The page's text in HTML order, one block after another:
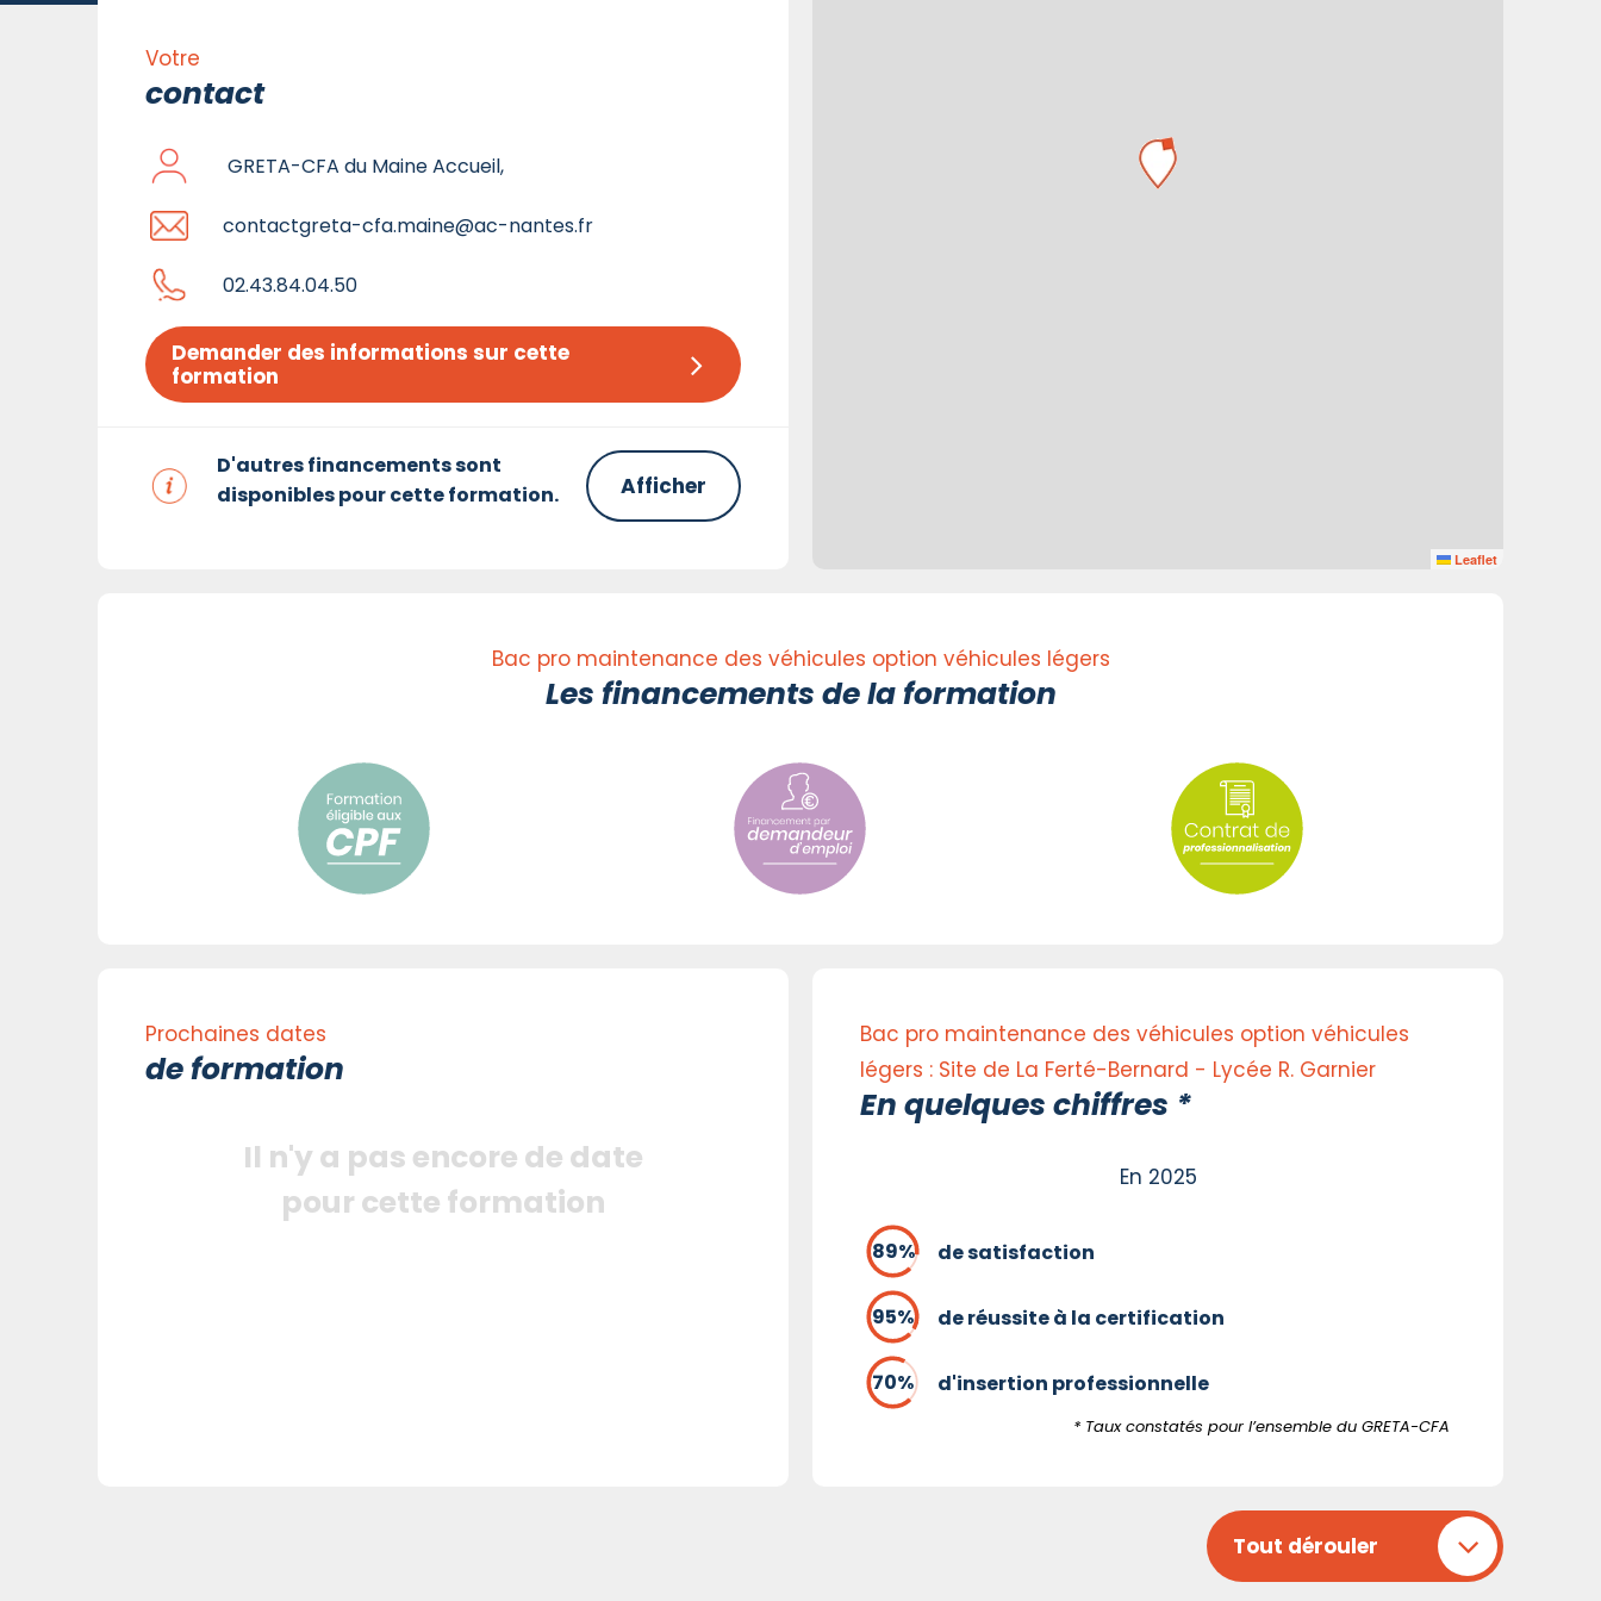
Votre
contact
GRETA-CFA du Maine Accueil,
contactgreta-cfa.maine@ac-nantes.fr
02.43.84.04.50
Demander des informations sur cette
formation
D'autres financements sont
disponibles pour cette formation.
Afficher
Leaflet
Bac pro maintenance des véhicules option véhicules légers
Les financements de la formation
Prochaines dates
de formation
Il n'y a pas encore de date
pour cette formation
Bac pro maintenance des véhicules option véhicules
légers : Site de La Ferté-Bernard - Lycée R. Garnier
En quelques chiffres *
En 2025
de satisfaction
de réussite à la certification
d'insertion professionnelle
* Taux constatés pour l’ensemble du GRETA-CFA
Tout dérouler